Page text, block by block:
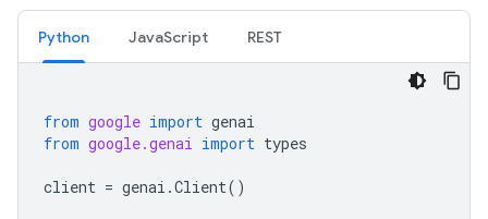
Python JavaScript REST
from google import genai
from google.genai import types
client = genai .Client()